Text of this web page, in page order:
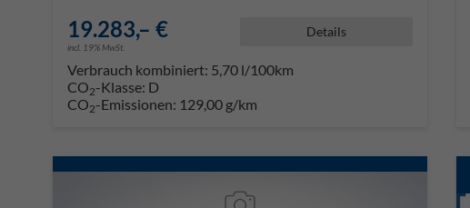
19.283,– €
incl. 19% MwSt.
Details
Verbrauch kombiniert: 5,70 l/100km
CO2-Klasse: D
CO2-Emissionen: 129,00 g/km